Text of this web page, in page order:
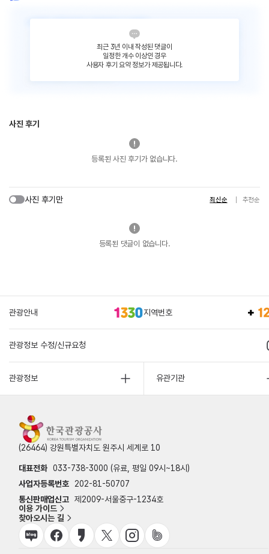
최근 3년 이내 작성된 댓글이
일정한 개수 이상인 경우
사용자 후기 요약 정보가 제공됩니다.
사진 후기
등록된 사진 후기가 없습니다.
사진 후기만 최신순 추천순
등록된 댓글이 없습니다.
관광안내 지역번호
관광정보 수정/신규요청
관광정보 유관기관
(26464) 강원특별자치도 원주시 세계로 10
대표전화 033-738-3000 (유료, 평일 09시~18시)
사업자등록번호
202-81-50707
통신판매업신고 제2009-서울중구-1234호
이용 가이드
찾아오시는 길